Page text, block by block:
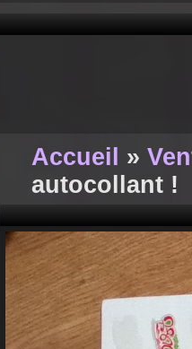
Accueil »
autocollant !